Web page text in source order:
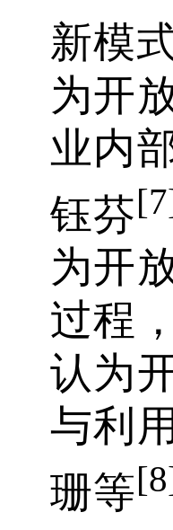
新模
为开
业内
钰芬
为开
过程
认为
与利
珊等